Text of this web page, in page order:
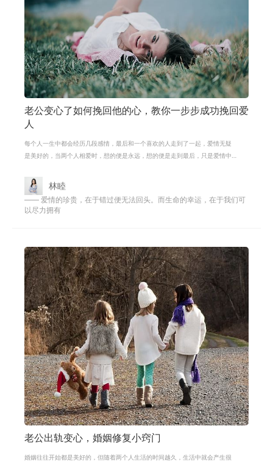
老公变心了如何挽回他的心，教你一步步成功挽回爱
人
每个人一生中都会经历几段感情，最后和一个喜欢的人走到了一起，爱情无疑
是美好的，当两个人相爱时，想的便是永远，想的便是走到最后，只是爱情中
林睦
—— 爱情的珍贵，在于错过便无法回头。而生命的幸运，在于我们可
以尽力拥有
老公出轨变心，婚姻修复小窍门
婚姻往往开始都是美好的，但随着两个人生活的时间越久，生活中就会产生很